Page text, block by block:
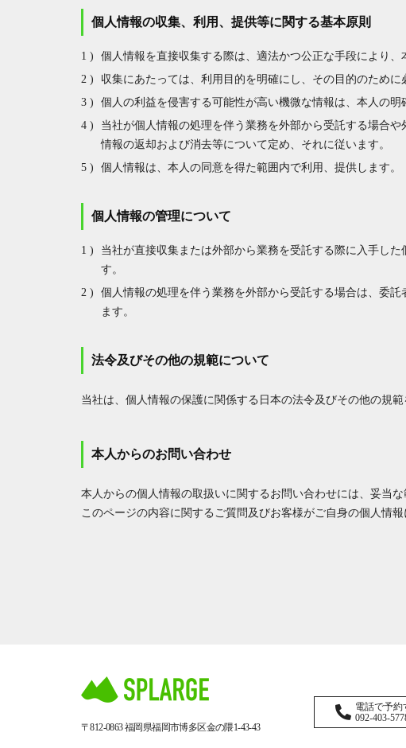
個人情報の収集、利用、提供等に関する基本原則
個人情報を直接収集する際は、適法かつ公正な手段により、
収集にあたっては、利用目的を明確にし、その目的のために
個人の利益を侵害する可能性が高い機微な情報は、本人の
当社が個人情報の処理を伴う業務を外部から受託する場合
情報の返却および消去等について定め、それに従います。
個人情報は、本人の同意を得た範囲内で利用、提供します。
個人情報の管理について
当社が直接収集または外部から業務を受託する際に入手し
す。
個人情報の処理を伴う業務を外部から受託する場合は、委
ます。
法令及びその他の規範について
当社は、個人情報の保護に関係する日本の法令及びその他の規
本人からのお問い合わせ
本人からの個人情報の取扱いに関するお問い合わせには、妥当
このページの内容に関するご質問及びお客様がご自身の個人情
〒812-0863福岡県福岡市博多区金の隈1-43-43
電話で予約
092-403-